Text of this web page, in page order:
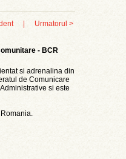
Urmatorul >
- BCR
si adrenalina din
de Comunicare
si este